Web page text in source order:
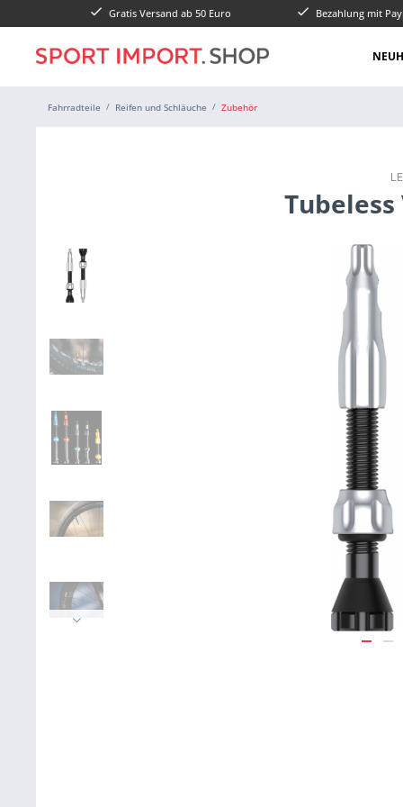
Gratis Versand ab 50 Euro Bezahlung mit
Fahrradteile Reifen und Schläuche Zubehör
Tubeless